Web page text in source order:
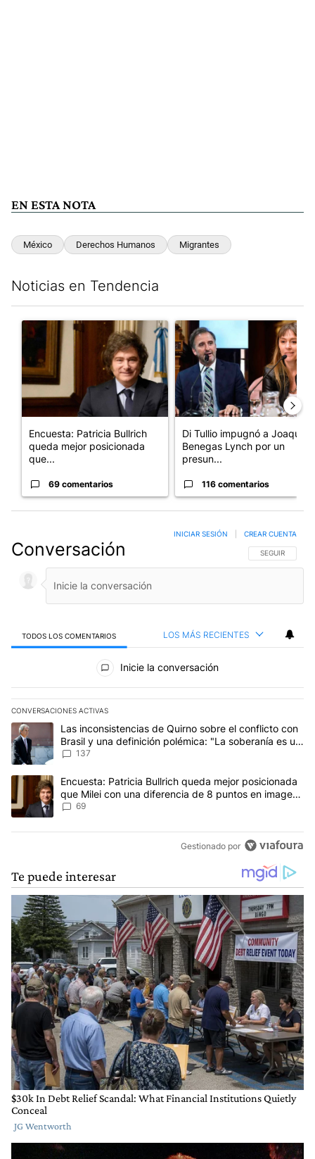
EN ESTA NOTA
México Derechos Humanos Migrantes
Noticias en Tendencia
Un artículo de tendencia con el título "Encuesta: Patricia
Encuesta: Patricia Bullrich
queda mejor posicionada
que...
69 comentarios
Un artículo de tendencia con
Di Tullio impugnó a Joaquín
Benegas Lynch por un
presun...
116 comentarios
Conversación SIGA ESTA
SEGUIR
INICIAR SESIÓN CREAR CUENTA
TODOS LOS COMENTARIOS LOS MÁS RECIENTES
Todos los comentarios
Inicie la conversación
CONVERSACIONES ACTIVAS
Este listado muestra los artículos con más comentarios en los
Un artículo de tendencia con el título "Las inconsistencias de
Las inconsistencias de Quirno sobre el conflicto con
Brasil y una definición polémica: "La soberanía es un
concepto antiguo"
137
Un artículo de tendencia con el título "Encuesta: Patricia
Encuesta: Patricia Bullrich queda mejor posicionada
que Milei con una diferencia de 8 puntos en imagen
negativa
69
Gestionado por